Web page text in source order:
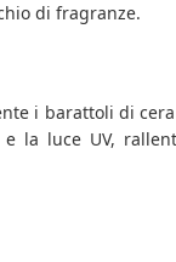
di fragranze.
i barattoli di
la luce UV,